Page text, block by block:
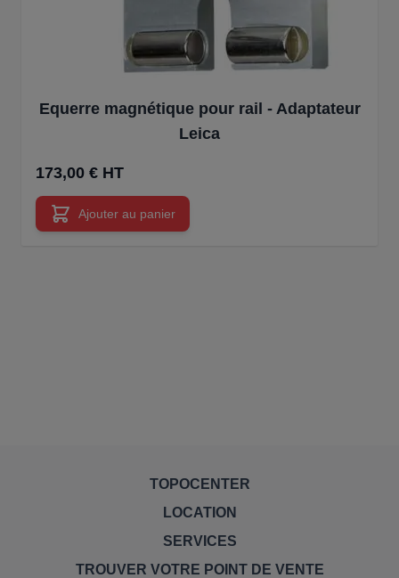
Equerre magnétique pour rail - Adaptateur
Leica
173,00 € HT
Ajouter au panier
TOPOCENTER
LOCATION
SERVICES
TROUVER VOTRE POINT DE VENTE